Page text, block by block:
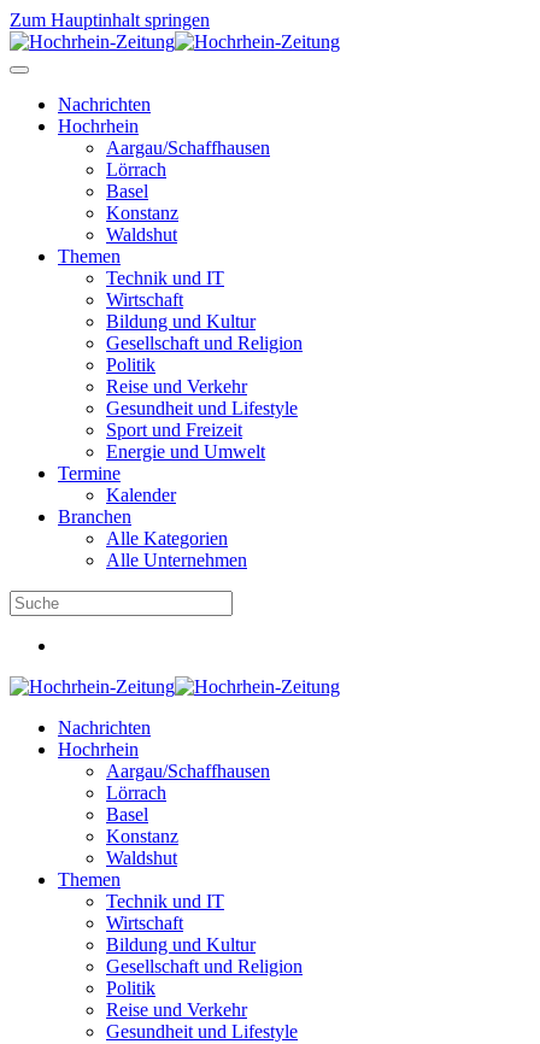
Zum Hauptinhalt springen
Nachrichten
Hochrhein
Aargau/Schaffhausen
Lörrach
Basel
Konstanz
Waldshut
Themen
Technik und IT
Wirtschaft
Bildung und Kultur
Gesellschaft und Religion
Politik
Reise und Verkehr
Gesundheit und Lifestyle
Sport und Freizeit
Energie und Umwelt
Termine
Kalender
Branchen
Alle Kategorien
Alle Unternehmen
Nachrichten
Hochrhein
Aargau/Schaffhausen
Lörrach
Basel
Konstanz
Waldshut
Themen
Technik und IT
Wirtschaft
Bildung und Kultur
Gesellschaft und Religion
Politik
Reise und Verkehr
Gesundheit und Lifestyle